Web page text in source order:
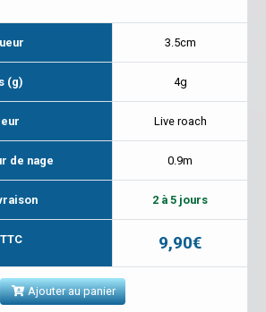
3.5cm
(g) 4g
Live roach
de nage 0.9m
2 à 5 jours
9,90€
Ajouter au panier